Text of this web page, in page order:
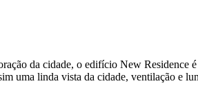
da cidade, o edifício New Residence
uma linda vista da cidade, ventilação e